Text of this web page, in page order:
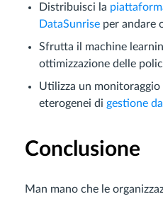
Distribuisci la
DataSunrise per andare
Sfrutta il machine
ottimizzazione delle
Utilizza un
eterogenei di gestione
Conclusione
Man mano che le